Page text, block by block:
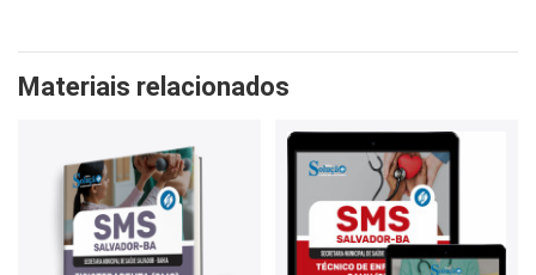
Materiais relacionados